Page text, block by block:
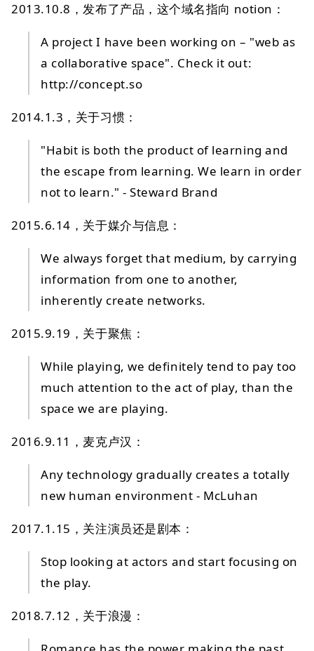
2013.10.8，发布了产品，这个域名指向 notion：
A project I have been working on – "web as
a collaborative space". Check it out:
http://concept.so
2014.1.3，关于习惯：
"Habit is both the product of learning and
the escape from learning. We learn in order
not to learn." - Steward Brand
2015.6.14，关于媒介与信息：
We always forget that medium, by carrying
information from one to another,
inherently create networks.
2015.9.19，关于聚焦：
While playing, we definitely tend to pay too
much attention to the act of play, than the
space we are playing.
2016.9.11，麦克卢汉：
Any technology gradually creates a totally
new human environment - McLuhan
2017.1.15，关注演员还是剧本：
Stop looking at actors and start focusing on
the play.
2018.7.12，关于浪漫：